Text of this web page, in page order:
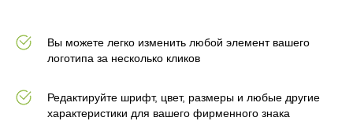
Вы можете легко изменить любой элемент вашего
логотипа за несколько кликов
Редактируйте шрифт, цвет, размеры и любые другие
характеристики для вашего фирменного знака